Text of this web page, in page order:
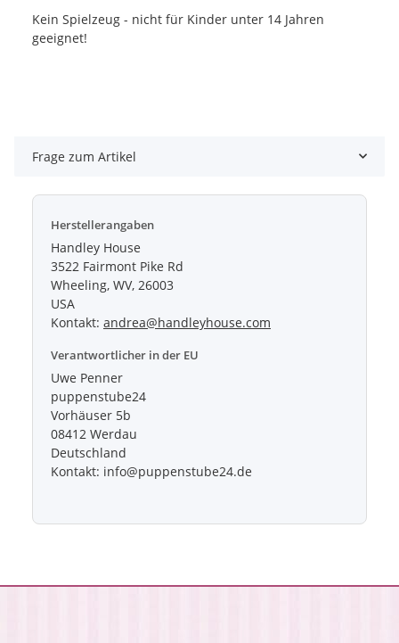
Kein Spielzeug - nicht für Kinder unter 14 Jahren
geeignet!
Frage zum Artikel
Herstellerangaben
Handley House
3522 Fairmont Pike Rd
Wheeling, WV, 26003
USA
Kontakt: andrea@handleyhouse.com
Verantwortlicher in der EU
Uwe Penner
puppenstube24
Vorhäuser 5b
08412 Werdau
Deutschland
Kontakt: info@puppenstube24.de